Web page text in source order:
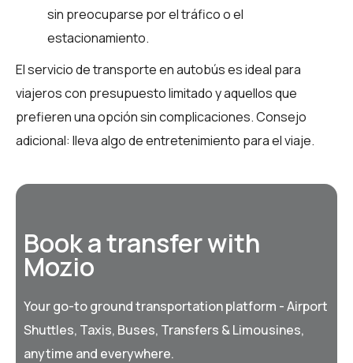
sin preocuparse por el tráfico o el
estacionamiento.
El servicio de transporte en autobús es ideal para
viajeros con presupuesto limitado y aquellos que
prefieren una opción sin complicaciones. Consejo
adicional: lleva algo de entretenimiento para el viaje.
Book a transfer with
Mozio
Your go-to ground transportation platform - Airport
Shuttles, Taxis, Buses, Transfers & Limousines,
anytime and everywhere.